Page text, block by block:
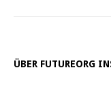
ÜBER FUTUREORG